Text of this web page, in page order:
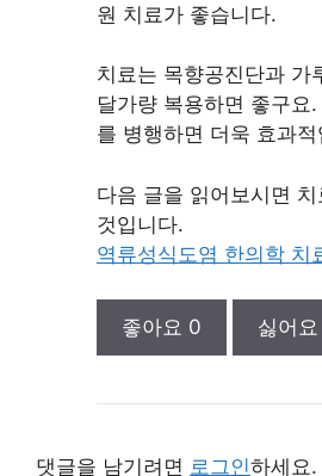
원 치료가 좋습니다.
치료는 목향공진단과 가
달가량 복용하면 좋구요
를 병행하면 더욱 효과적
다음 글을 읽어보시면
것입니다.
역류성식도염 한의학 치
좋아요 0 싫어요
댓글을 남기려면 로그인하세요.